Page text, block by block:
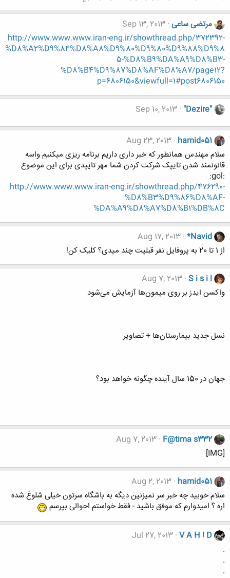
مرتضی ساعی Sep 13, 2013
http://www.www.www.iran-eng.ir/showthread.php/372392-
%D8%A2%D9%84%D8%A8%D9%80%D9%80%D9%88%D9%8
5-%D8%B9%DA%A9%D8%B3-
%D8%B4%D9%87%D8%AF%D8%A7/page12?
p=6806150&viewfull=1#post6806150
"Dezire"
Sep 10, 2013
hamid051
Aug 23, 2013
سلام مهندس همانطور که خبر داری داریم برنامه ریزی میکنیم واسه
قانونمند شدن تایپک شرکت کردن شما مهر تاییدی برای این موضوع
:gol:
http://www.www.www.iran-eng.ir/showthread.php/476290-
%D8%B3%D9%86%D8%AF-
%DA%A9%D8%A7%D8%B1%DB%8C
*Navid
Aug 17, 2013
از 1 تا 20 به پروفایل نفر قبلیت چند میدی؟ کلیک کن!
S i s i l
Aug 7, 2013
واکسن ایدز بر روی میمون‌ها آزمایش می‌شود
نسل جدید بیمارستان‌ها + تصاویر
جهان در 150 سال آینده چگونه خواهد بود؟
F@tima s332
Aug 7, 2013
[IMG]
hamid051
Aug 2, 2013
سلام خوبید چه خبر سر نمیزنین دیگه به باشگاه سرتون خیلی شلوغ شده
اره ؟ امیدوارم که موفق باشید - فقط خواستم احوالی بپرسم
V A H ! D
Jul 27, 2013
.
.
.